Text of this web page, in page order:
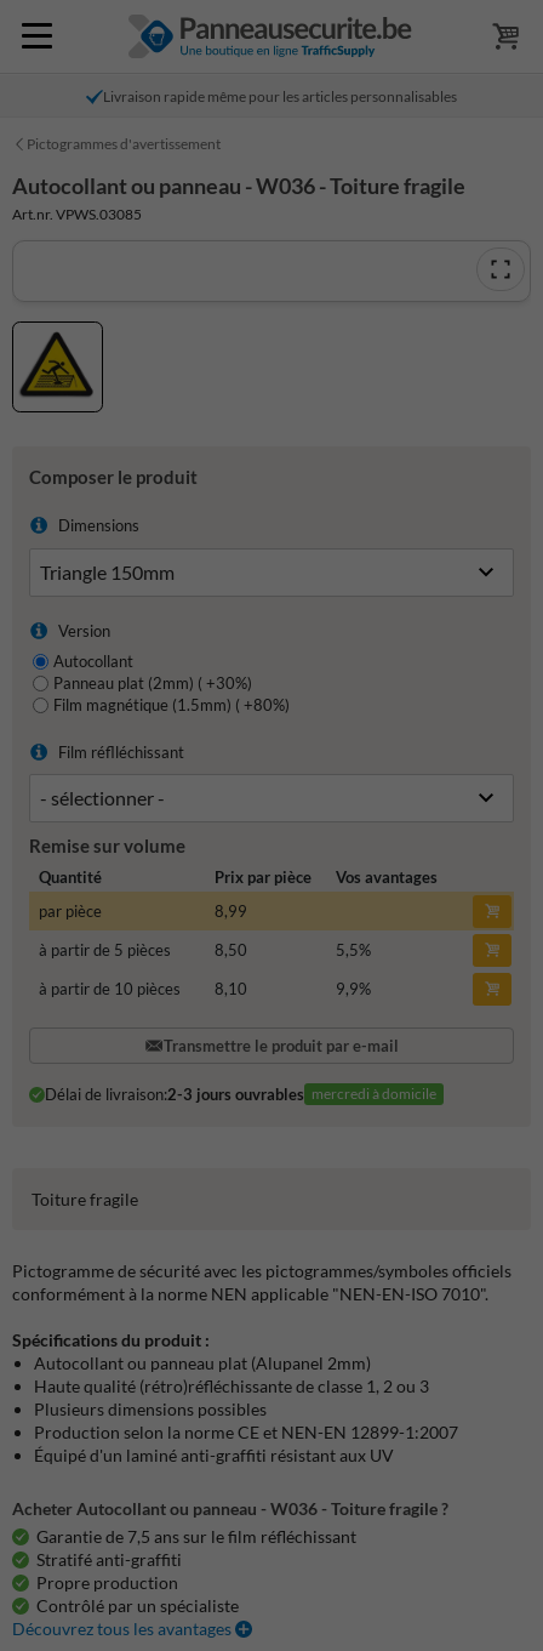
Livraison rapide même pour les articles personnalisables
Pictogrammes d'avertissement
Autocollant ou panneau - W036 - Toiture fragile
Art.nr. VPWS.03085
Composer le produit
Dimensions
Version
Autocollant
Panneau plat (2mm) ( +30%)
Film magnétique (1.5mm) ( +80%)
Film réflléchissant
Remise sur volume
Quantité Prix par pièce
Vos avantages
par pièce
8,99
à partir de 5 pièces
8,50 5,5%
à partir de 10 pièces
8,10 9,9%
Transmettre le produit par e-mail
Délai de livraison:2-3 jours ouvrables mercredi à domicile
Toiture fragile
Pictogramme de sécurité avec les pictogrammes/symboles officiels
conformément à la norme NEN applicable "NEN-EN-ISO 7010".
Spécifications du produit :
Autocollant ou panneau plat (Alupanel 2mm)
Haute qualité (rétro)réfléchissante de classe 1, 2 ou 3
Plusieurs dimensions possibles
Production selon la norme CE et NEN-EN 12899-1:2007
Équipé d'un laminé anti-graffiti résistant aux UV
Acheter Autocollant ou panneau - W036 - Toiture fragile ?
Garantie de 7,5 ans sur le film réfléchissant
Stratifé anti-graffiti
Propre production
Contrôlé par un spécialiste
Découvrez tous les avantages